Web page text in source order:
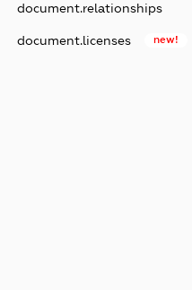
document.relationships
document.licenses new!